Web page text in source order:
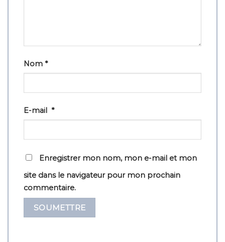
Nom *
E-mail *
Enregistrer mon nom, mon e-mail et mon
site dans le navigateur pour mon prochain
commentaire.